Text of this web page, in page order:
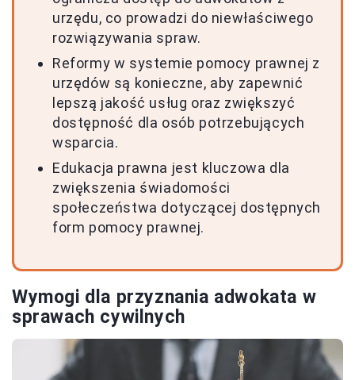
urzędu, co prowadzi do niewłaściwego
rozwiązywania spraw.
Reformy w systemie pomocy prawnej z
urzędów są konieczne, aby zapewnić
lepszą jakość usług oraz zwiększyć
dostępność dla osób potrzebujących
wsparcia.
Edukacja prawna jest kluczowa dla
zwiększenia świadomości
społeczeństwa dotyczącej dostępnych
form pomocy prawnej.
Wymogi dla przyznania adwokata w
sprawach cywilnych